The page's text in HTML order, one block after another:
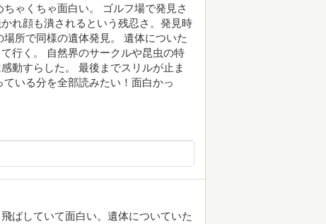
ゃくちゃ面白い。 ゴルフ場で発見さ
れ顔も潰されるという残忍さ。発見時
所で同様の遺体発見。 遺体についた
行く。 自然界のサークルや昆虫の特
動すらした。 最後までスリルが止ま
いる分を全部読みたい！面白かっ
ばしていて面白い。遺体についていた